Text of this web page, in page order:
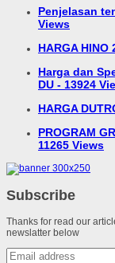
Penjelasan
Views
HARGA HINO
Harga dan
DU - 13924
HARGA
PROGRAM
11265 Views
Subscribe
Thanks for read our
newslatter below